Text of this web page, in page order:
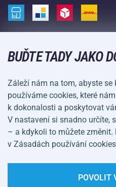
Kemping a turistika
Bojové sporty
Kola a koloběžky
Vodní sporty
Sportovní oblečení a doplňky
Doprava a platba
Obchodní podmínky
Nastavení cookies
BUĎTE TADY JAKO
Záleží nám na tom, abyste
používáme cookies, které
k dokonalosti a poskytovat
V nastavení si snadno určíte,
– a kdykoli to můžete změnit.
v Zásadách používání
POVOLIT